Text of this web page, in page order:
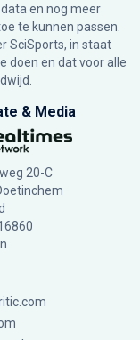
en nog meer
te kunnen passen.
SciSports, in staat
doen en dat voor alle
& Media
20-C